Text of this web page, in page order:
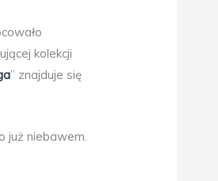
kolekcji
” znajduje się
już niebawem.